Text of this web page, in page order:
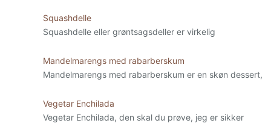
Squashdelle
Squashdelle eller grøntsagsdeller er virkelig
Mandelmarengs med rabarberskum
Mandelmarengs med rabarberskum er en skøn dessert,
Vegetar Enchilada
Vegetar Enchilada, den skal du prøve, jeg er sikker